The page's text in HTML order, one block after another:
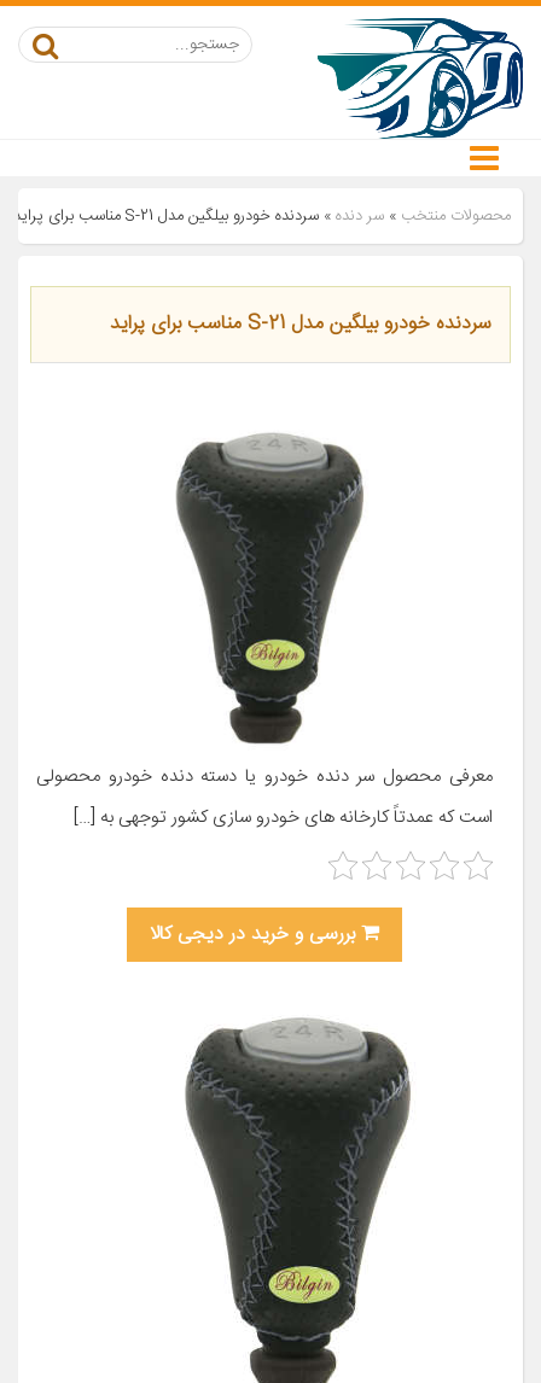
محصولات منتخب » سر دنده» سردنده خودرو بیلگین مدل S-21 مناسب برای پراید
سردنده خودرو بیلگین مدل S-21 مناسب برای پراید
معرفی محصول سر دنده خودرو یا دسته دنده خودرو محصولی
است که عمدتاً کارخانه های خودرو سازی کشور توجهی به […]
بررسی و خرید در دیجی کالا